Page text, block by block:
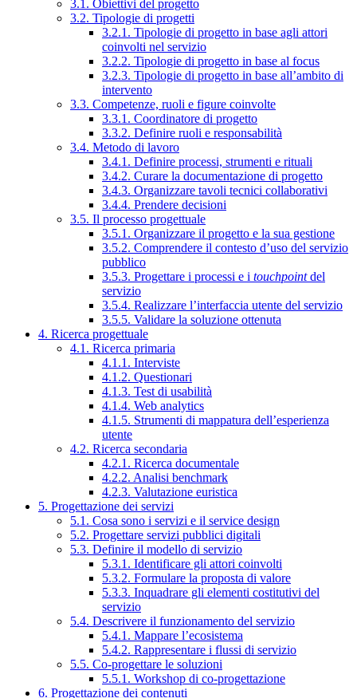
3.1. Obiettivi del progetto
3.2. Tipologie di progetti
3.2.1. Tipologie di progetto in base agli attori
coinvolti nel servizio
3.2.2. Tipologie di progetto in base al focus
3.2.3. Tipologie di progetto in base all’ambito di
intervento
3.3. Competenze, ruoli e figure coinvolte
3.3.1. Coordinatore di progetto
3.3.2. Definire ruoli e responsabilità
3.4. Metodo di lavoro
3.4.1. Definire processi, strumenti e rituali
3.4.2. Curare la documentazione di progetto
3.4.3. Organizzare tavoli tecnici collaborativi
3.4.4. Prendere decisioni
3.5. Il processo progettuale
3.5.1. Organizzare il progetto e la sua gestione
3.5.2. Comprendere il contesto d’uso del servizio
pubblico
3.5.3. Progettare i processi e i touchpointdel
servizio
3.5.4. Realizzare l’interfaccia utente del servizio
3.5.5. Validare la soluzione ottenuta
4. Ricerca progettuale
4.1. Ricerca primaria
4.1.1. Interviste
4.1.2. Questionari
4.1.3. Test di usabilità
4.1.4. Web analytics
4.1.5. Strumenti di mappatura dell’esperienza
utente
4.2. Ricerca secondaria
4.2.1. Ricerca documentale
4.2.2. Analisi benchmark
4.2.3. Valutazione euristica
5. Progettazione dei servizi
5.1. Cosa sono i servizi e il service design
5.2. Progettare servizi pubblici digitali
5.3. Definire il modello di servizio
5.3.1. Identificare gli attori coinvolti
5.3.2. Formulare la proposta di valore
5.3.3. Inquadrare gli elementi costitutivi del
servizio
5.4. Descrivere il funzionamento del servizio
5.4.1. Mappare l’ecosistema
5.4.2. Rappresentare i flussi di servizio
5.5. Co-progettare le soluzioni
5.5.1. Workshop di co-progettazione
6. Progettazione dei contenuti